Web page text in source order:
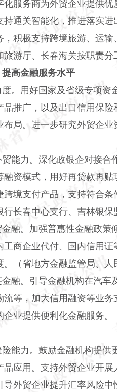
服务商为外贸企业提供
通关智能化，推进落实
积极支持跨境旅游、运
游厅、长春海关按职责分
高金融服务水平
度。用好国家及省级专项
推广，以及出口信用保
局。进一步研究外贸企
贸能力。深化政银企对接
资模式，用好再贷款再
境支付产品，支持符合
行长春中心支行、吉林银
金融。加强普惠性金融政
商企业代付、国内信用
（省地方金融监管局、
金融。引导金融机构在汽
等，加大信用融资等业
业提供便利化金融服务
险能力。鼓励金融机构提
应用。支持外贸企业开
外贸企业提升汇率风险